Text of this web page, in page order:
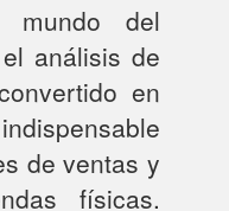
mundo del
análisis de
en
de ventas y
físicas.